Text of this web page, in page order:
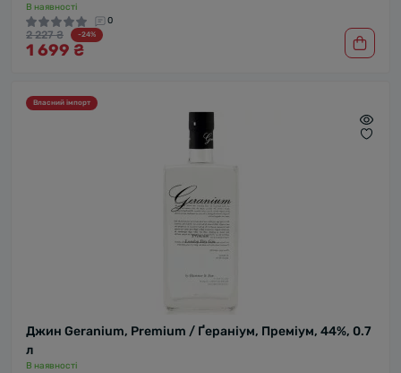
В наявності
0
2 227 ₴ -24%
1 699 ₴
Власний імпорт
Джин Geranium, Premium / Ґераніум, Преміум, 44%, 0.7
л
В наявності